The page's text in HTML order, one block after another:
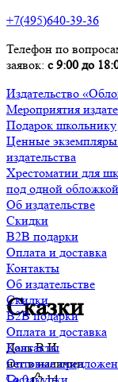
+7(495)640-39-36
Телефон по
заявок: с 9:00 до
Издательство
Мероприятия
Подарок школьнику
Ценные
издательства
Хрестоматии для
под одной
Об издательстве
Скидки
B2B подарки
Оплата и доставка
Контакты
Об издательстве
Скидки
B2B подарки
Оплата и доставка
Контакты
Оптовые
Сказки
Даль В.И.
нет в наличии